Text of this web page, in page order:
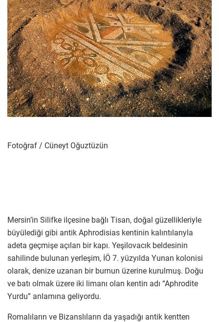
Fotoğraf / Cüneyt Oğuztüzün
Mersin’in Silifke ilçesine bağlı Tisan, doğal güzellikleriyle
büyülediği gibi antik Aphrodisias kentinin kalıntılarıyla
adeta geçmişe açılan bir kapı. Yeşilovacık beldesinin
sahilinde bulunan yerleşim, İÖ 7. yüzyılda Yunan kolonisi
olarak, denize uzanan bir burnun üzerine kurulmuş. Doğu
ve batı olmak üzere iki limanı olan kentin adı “Aphrodite
Yurdu” anlamına geliyordu.
Romalıların ve Bizanslıların da yaşadığı antik kentten